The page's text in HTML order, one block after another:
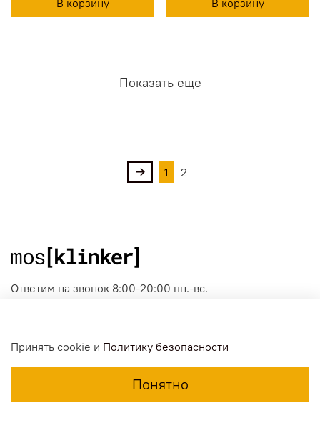
В корзину В корзину
Показать еще
1 2
Ответим на звонок 8:00-20:00 пн.-вс.
+7 [495] 646-8910
+7 [800] 500-5689
Принять cookie и Политику безопасности
Понятно